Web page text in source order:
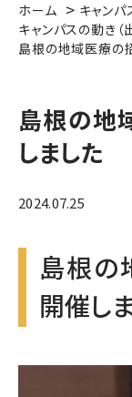
ホーム キャン
キャンパスの動き（
島根の地域医療の
島根の地
しました
2024.07.25
島根の
開催し